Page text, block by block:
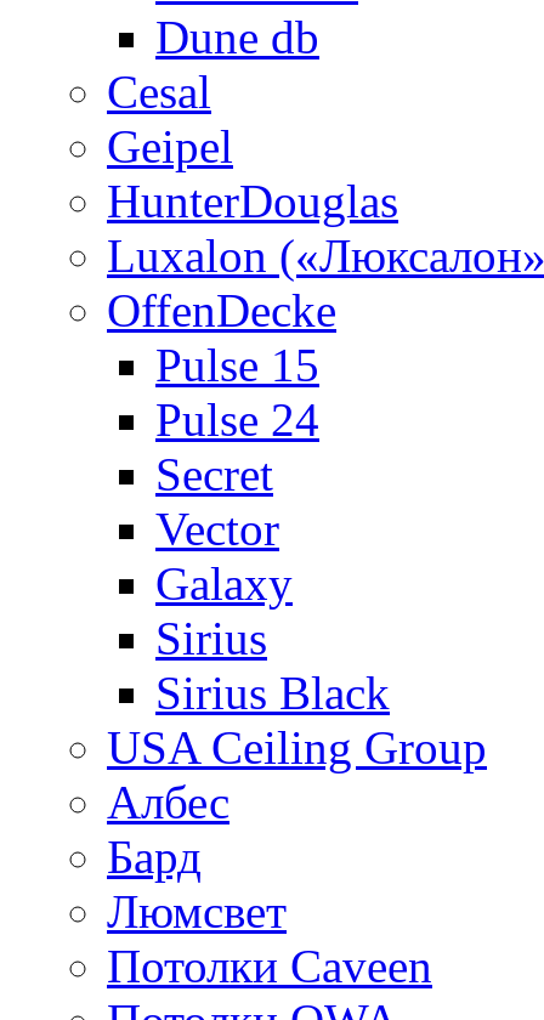
Dune db
Cesal
Geipel
HunterDouglas
Luxalon
OffenDecke
Pulse 15
Pulse 24
Secret
Vector
Galaxy
Sirius
Sirius Black
USA Ceiling Group
Албес
Бард
Люмсвет
Потолки Caveen